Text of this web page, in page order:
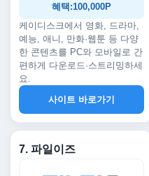
혜택:100,000P
케이디스크에서 영화, 드라마,
예능, 애니, 만화·웹툰 등 다양
한 콘텐츠를 PC와 모바일로 간
편하게 다운로드·스트리밍하세
요.
사이트 바로가기
7. 파일이즈